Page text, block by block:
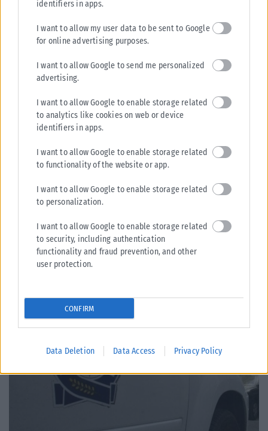
identifiers in apps.
I want to allow my user data to be sent to Google
for online advertising purposes.
I want to allow Google to send me personalized
advertising.
I want to allow Google to enable storage related
to analytics like cookies on web or device
identifiers in apps.
I want to allow Google to enable storage related
to functionality of the website or app.
I want to allow Google to enable storage related
to personalization.
I want to allow Google to enable storage related
to security, including authentication
functionality and fraud prevention, and other
user protection.
CONFIRM
Data Deletion Data Access Privacy Policy
ΘΕΣΣΑΛΟΝΊΚΗ
(Βίντεο)
Η 46χρονη συνελήφθη μεσημβρινές ώρες χθες από αστυνομικούς του
Τμήματος Δίωξης Ναρκωτικών της Υποδιεύθυνσης Αντιμετώπισης
Οργανωμένου Εγκλήματος Βορείου Ελλάδος, σε...
ΑΝΑΡΤΉΘΗΚΕ ΑΠΌ KARFITSANEWS 06/08/2026